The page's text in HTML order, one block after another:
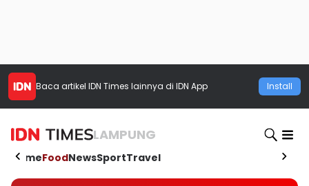
Baca artikel IDN Times lainnya di IDN App Install
LAMPUNG
HomeFoodNewsSportTravel